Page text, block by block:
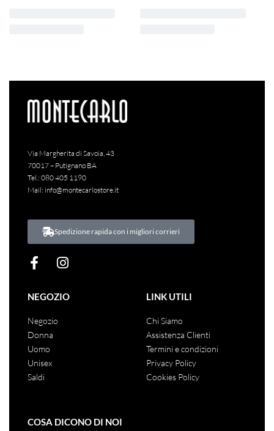
Via Margherita di Savoia, 43
70017 – Putignano BA
Tel.: 080 405 1190
Mail: info@montecarlostore.it
Spedizione rapida con i migliori corrieri
NEGOZIO
Negozio
Donna
Uomo
Unisex
Saldi
LINK UTILI
Chi Siamo
Assistenza Clienti
Termini e condizioni
Privacy Policy
Cookies Policy
COSA DICONO DI NOI